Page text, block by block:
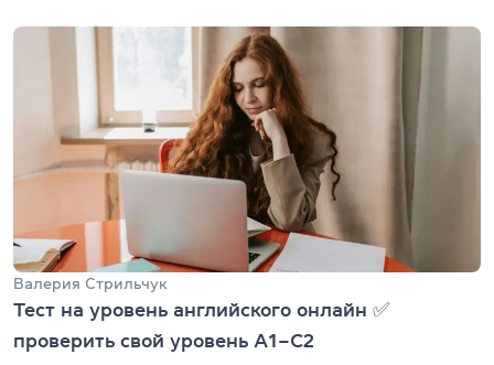
Валерия Стрильчук
Тест на уровень английского онлайн ✅
проверить свой уровень А1–С2